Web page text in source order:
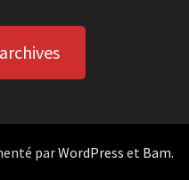
parWordPress et Bam.